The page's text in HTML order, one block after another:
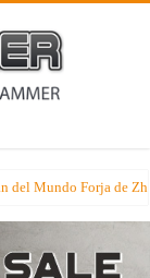
del Mundo Forja de